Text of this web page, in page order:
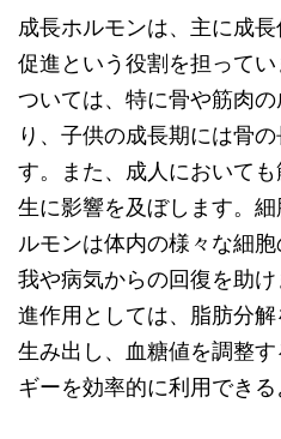
成長ホルモンは、主に成
促進という役割を担って
ついては、特に骨や筋肉
り、子供の成長期には骨
す。また、成人において
生に影響を及ぼします。
ルモンは体内の様々な細
我や病気からの回復を助
進作用としては、脂肪分
生み出し、血糖値を調整
ギーを効率的に利用できる